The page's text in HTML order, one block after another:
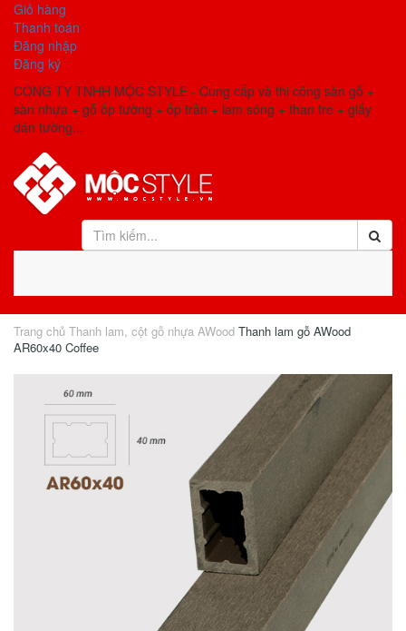
Giỏ hàng
Thanh toán
Đăng nhập
Đăng ký
CÔNG TY TNHH MỘC STYLE - Cung cấp và thi công sàn gỗ +
sàn nhựa + gỗ ốp tường + ốp trần + lam sóng + than tre + giấy
dán tường...
Trang chủ Thanh lam, cột gỗ nhựa AWood Thanh lam gỗ AWood
AR60x40 Coffee